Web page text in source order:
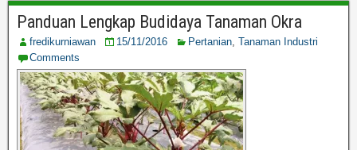
Panduan Lengkap Budidaya Tanaman Okra
fredikurniawan 15/11/2016 Pertanian, Tanaman Industri
Comments